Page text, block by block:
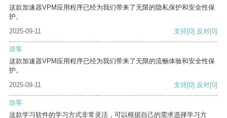
这款加速器VPM应用程序已经为我们带来了无限的隐私保护和安全性保
护。
2025-09-11
支持[0] 反对[0]
游客
这款加速器VPM应用程序已经为我们带来了无限的流畅体验和安全性保
护。
2025-09-11
支持[0] 反对[0]
游客
这款学习软件的学习方式非常灵活，可以根据自己的需求选择学习方